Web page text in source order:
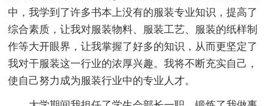
中，我学到了许多书本上没有的服装专业知识，提高了
综合素质，让我对服装物料、服装工艺、服装的纸样制
作等大开眼界，让我掌握了好多的知识，从而更坚定了
我对干服装这一行业的浓厚兴趣。我将不断充实自己，
使自己努力成为服装行业中的专业人才。